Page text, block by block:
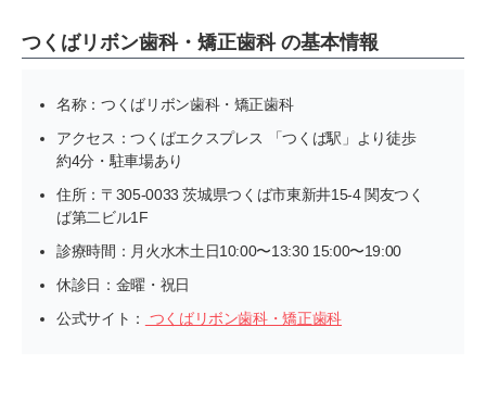
つくばリボン歯科・矯正歯科 の基本情報
名称：つくばリボン歯科・矯正歯科
アクセス：つくばエクスプレス 「つくば駅」より徒歩
約4分・駐車場あり
住所：〒305-0033 茨城県つくば市東新井15-4 関友つく
ば第二ビル1F
診療時間：月火水木土日10:00〜13:30 15:00〜19:00
休診日：金曜・祝日
公式サイト：
つくばリボン歯科・矯正歯科